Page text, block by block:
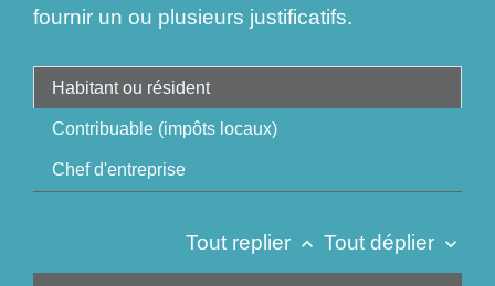
fournir un ou plusieurs justificatifs.
Habitant ou résident
Contribuable (impôts locaux)
Chef d'entreprise
Tout replier keyboard_arrow_up Tout déplier keyboard_arrow_down